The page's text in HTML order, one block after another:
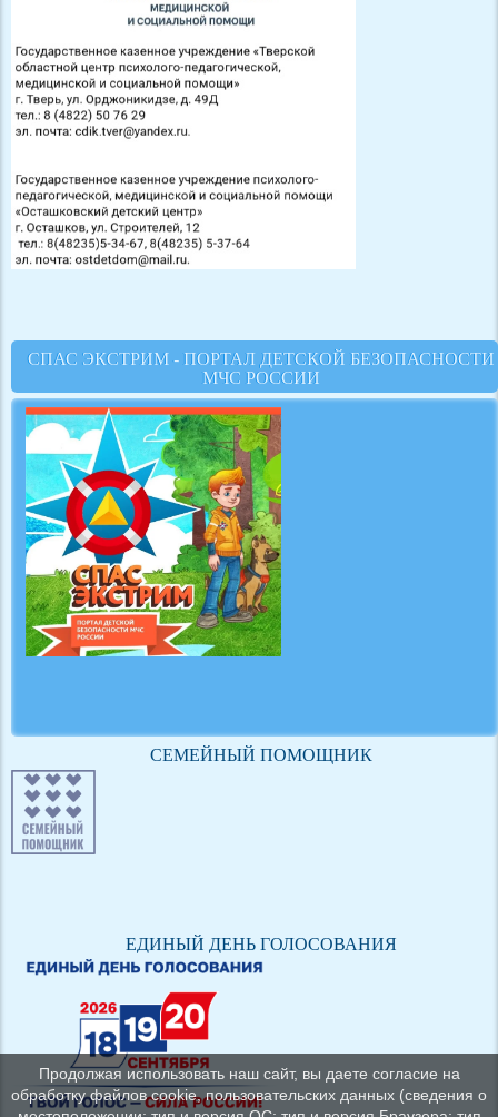
СПАС ЭКСТРИМ - ПОРТАЛ ДЕТСКОЙ БЕЗОПАСНОСТИ
МЧС РОССИИ
СЕМЕЙНЫЙ ПОМОЩНИК
ЕДИНЫЙ ДЕНЬ ГОЛОСОВАНИЯ
Продолжая использовать наш сайт, вы даете согласие на
обработку файлов cookie, пользовательских данных (сведения о